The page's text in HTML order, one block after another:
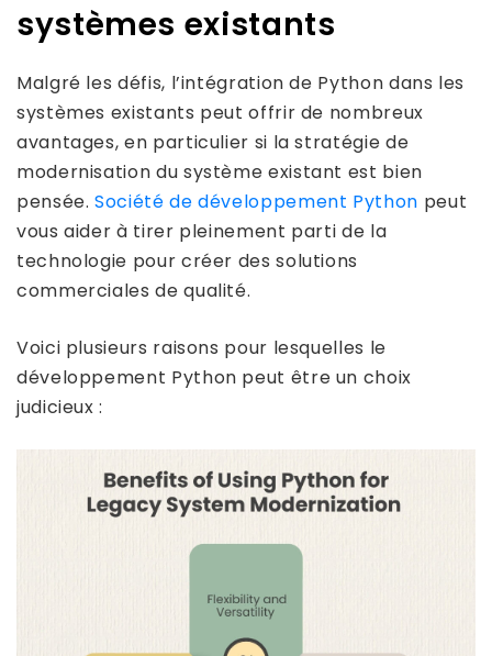
systèmes existants
Malgré les défis, l’intégration de Python dans les
systèmes existants peut offrir de nombreux
avantages, en particulier si la stratégie de
modernisation du système existant est bien
pensée.Société de développement Python peut
vous aider à tirer pleinement parti de la
technologie pour créer des solutions
commerciales de qualité.
Voici plusieurs raisons pour lesquelles le
développement Python peut être un choix
judicieux :